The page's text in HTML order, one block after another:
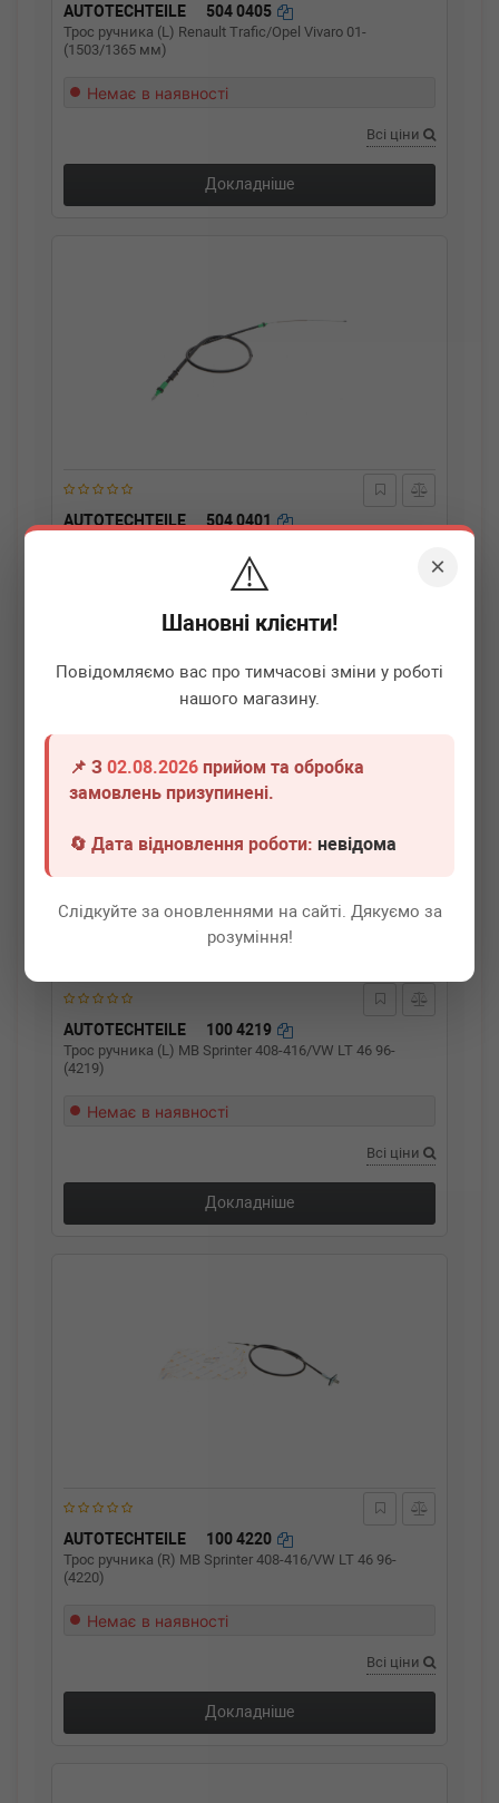
×
⚠️
Шановні клієнти!
Повідомляємо вас про тимчасові зміни у роботі
нашого магазину.
📌 З02.08.2026 прийом та обробка
замовлень призупинені.
🔄 Дата відновлення роботи:невідома
Слідкуйте за оновленнями на сайті. Дякуємо за
розуміння!
AUTOTECHTEILE 504 0405
Трос ручника (L) Renault Trafic/Opel Vivaro 01-
(1503/1365 мм)
Немає в наявності
Всі ціни
Докладніше
AUTOTECHTEILE 504 0401
Докладніше
AUTOTECHTEILE 100 4219
Трос ручника (L) MB Sprinter 408-416/VW LT 46 96-
(4219)
Немає в наявності
Всі ціни
Докладніше
AUTOTECHTEILE 100 4220
Трос ручника (R) MB Sprinter 408-416/VW LT 46 96-
(4220)
Немає в наявності
Всі ціни
Докладніше